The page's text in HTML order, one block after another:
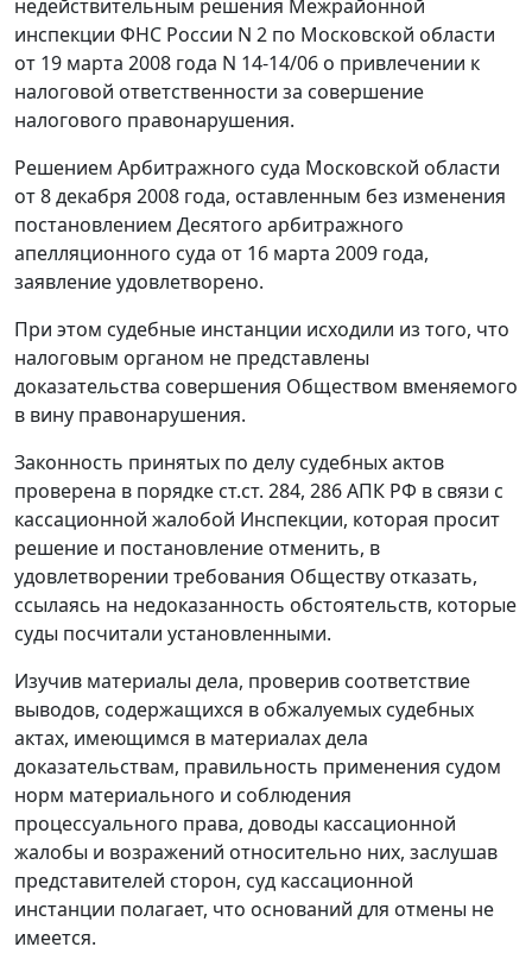
недействительным решения Межрайонной
инспекции ФНС России N 2 по Московской области
от 19 марта 2008 года N 14-14/06 о привлечении к
налоговой ответственности за совершение
налогового правонарушения.
Решением Арбитражного суда Московской области
от 8 декабря 2008 года, оставленным без изменения
постановлением Десятого арбитражного
апелляционного суда от 16 марта 2009 года,
заявление удовлетворено.
При этом судебные инстанции исходили из того, что
налоговым органом не представлены
доказательства совершения Обществом вменяемого
в вину правонарушения.
Законность принятых по делу судебных актов
проверена в порядке ст.ст. 284, 286АПК РФ в связи с
кассационной жалобой Инспекции, которая просит
решение и постановление отменить, в
удовлетворении требования Обществу отказать,
ссылаясь на недоказанность обстоятельств, которые
суды посчитали установленными.
Изучив материалы дела, проверив соответствие
выводов, содержащихся в обжалуемых судебных
актах, имеющимся в материалах дела
доказательствам, правильность применения судом
норм материального и соблюдения
процессуального права, доводы кассационной
жалобы и возражений относительно них, заслушав
представителей сторон, суд кассационной
инстанции полагает, что оснований для отмены не
имеется.